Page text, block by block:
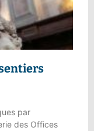
par
des Offices